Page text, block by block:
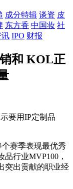
成分特辑 谈资 皮
东方香 中国妆 社
讯 IPO 财报
和 KOL正
要用IP定制品
个赛季表现最优秀
行业MVP100，
突出贡献的职业经